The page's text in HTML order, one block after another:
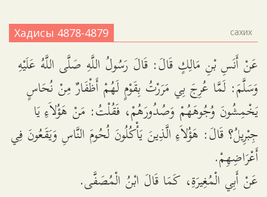
Хадисы 4878-4879 сахих
عَنْ أَنَسِ بْنِ مَالِكٍ قَالَ: قَالَ رَسُولُ اللَّهِ صَلَّى اللَّهُ عَلَيْهِ
وَسَلَّمَ: لَمَّا عُرِجَ بِي مَرَرْتُ بِقَوْمٍ لَهُمْ أَظْفَارٌ مِنْ نُحَاسٍ
يَخْمِشُونَ وُجُوهَهُمْ وَصُدُورَهُمْ، فَقُلْتُ: مَنْ هَؤُلاَءِ يَا
جِبْرِيلُ؟ قَالَ: هَؤُلاَءِ الَّذِينَ يَأْكُلُونَ لُحُومَ النَّاسِ وَيَقَعُونَ فِي
أَعْرَاضِهِمْ.
عَنْ أَبِي الْمُغِيرَةِ، كَمَا قَالَ ابْنُ الْمُصَفَّى.